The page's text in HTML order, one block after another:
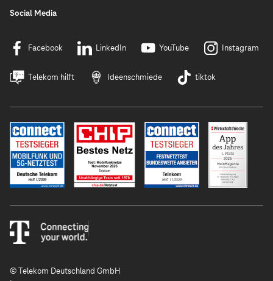
Social Media
Facebook LinkedIn YouTube Instagram
Telekom hilft Ideenschmiede tiktok
© Telekom Deutschland GmbH